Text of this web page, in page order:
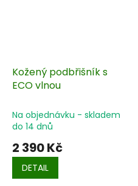
Kožený podbřišník s
ECO vlnou
Na objednávku - skladem
do 14 dnů
2 390 Kč
DETAIL